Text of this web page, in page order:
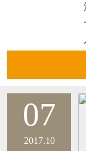
恭
恭
恭
07
2017.10